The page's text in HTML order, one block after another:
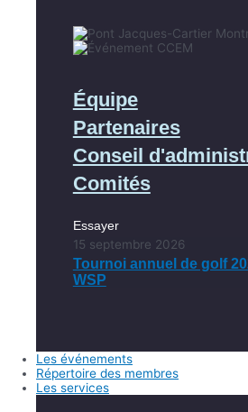
Équipe
Partenaires
Conseil
Comités
Essayer
15 septembre 2026
Tournoi annuel de golf
WSP
Les événements
Répertoire des membres
Les services